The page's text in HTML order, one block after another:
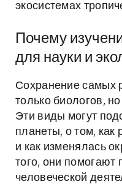
экосистемах
Почему
для науки и
Сохранение самых
только биологов,
Эти виды могут
планеты, о том, как
и как изменялась
того, они помогают
человеческой